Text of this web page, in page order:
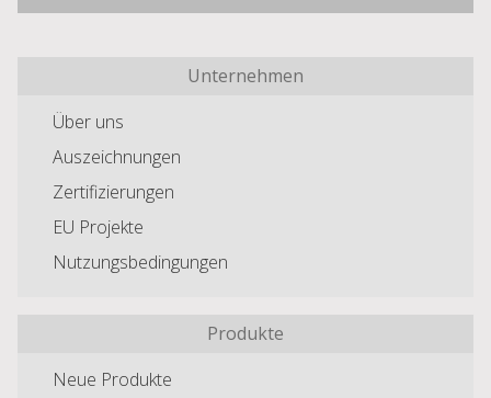
Unternehmen
Über uns
Auszeichnungen
Zertifizierungen
EU Projekte
Nutzungsbedingungen
Produkte
Neue Produkte